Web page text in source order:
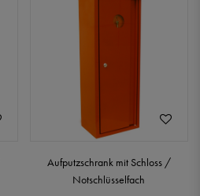
Aufputzschrank mit Schloss /
Notschlüsselfach